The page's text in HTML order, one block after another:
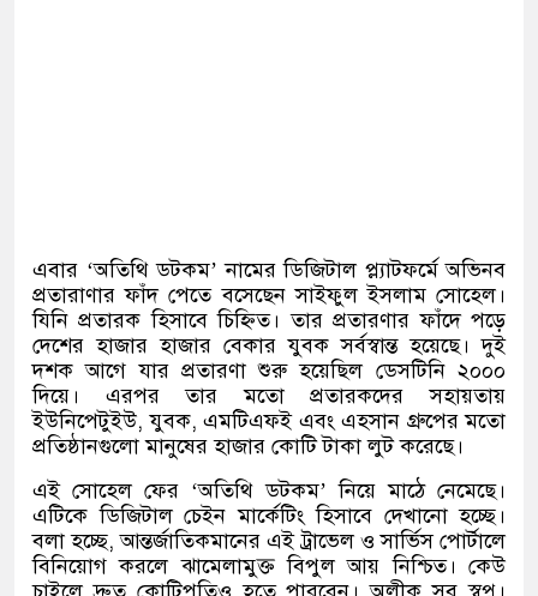
এবার ‘অতিথি ডটকম’ নামের ডিজিটাল প্ল্যাটফর্মে অভিনব
প্রতারাণার ফাঁদ পেতে বসেছেন সাইফুল ইসলাম সোহেল।
যিনি প্রতারক হিসাবে চিহ্নিত। তার প্রতারণার ফাঁদে পড়ে
দেশের হাজার হাজার বেকার যুবক সর্বস্বান্ত হয়েছে। দুই
দশক আগে যার প্রতারণা শুরু হয়েছিল ডেসটিনি ২০০০
দিয়ে। এরপর তার মতো প্রতারকদের সহায়তায়
ইউনিপেটুইউ, যুবক, এমটিএফই এবং এহসান গ্রুপের মতো
প্রতিষ্ঠানগুলো মানুষের হাজার কোটি টাকা লুট করেছে।
এই সোহেল ফের ‘অতিথি ডটকম’ নিয়ে মাঠে নেমেছে।
এটিকে ডিজিটাল চেইন মার্কেটিং হিসাবে দেখানো হচ্ছে।
বলা হচ্ছে, আন্তর্জাতিকমানের এই ট্রাভেল ও সার্ভিস পোর্টালে
বিনিয়োগ করলে ঝামেলামুক্ত বিপুল আয় নিশ্চিত। কেউ